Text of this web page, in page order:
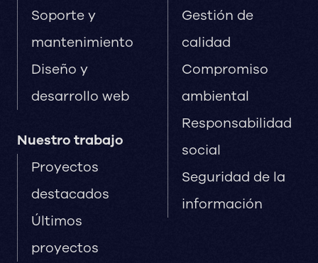
Soporte y
mantenimiento
Diseño y
desarrollo web
Nuestro trabajo
Proyectos
destacados
Últimos
proyectos
Gestión de
calidad
Compromiso
ambiental
Responsabilidad
social
Seguridad de la
información